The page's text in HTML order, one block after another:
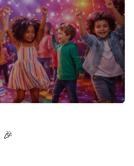
🎉